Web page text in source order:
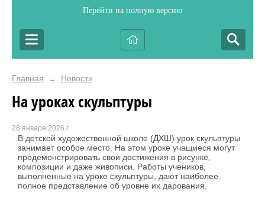
Перейти на полную версию
Главная → Новости
На уроках скульптуры
28 января 2026 г.
В детской художественной школе (ДХШ) урок скульптуры
занимает особое место. На этом уроке учащиеся могут
продемонстрировать свои достижения в рисунке,
композиции и даже живописи. Работы учеников,
выполненные на уроке скульптуры, дают наиболее
полное представление об уровне их дарования.